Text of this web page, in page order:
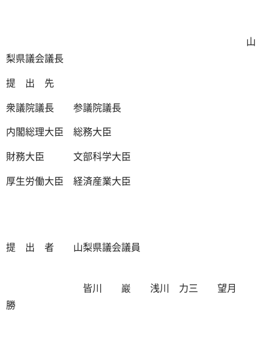
山
梨県議会議長
提 出 先
衆議院議長 参議院議長
内閣総理大臣 総務大臣
財務大臣 文部科学大臣
厚生労働大臣 経済産業大臣
提 出 者 山梨県議会議員
皆川 巖 浅川 力三 望月
勝